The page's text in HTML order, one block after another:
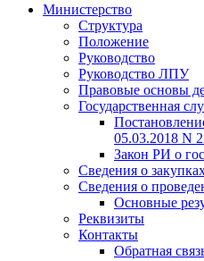
Министерство
Структура
Положение
Руководство
Руководство ЛПУ
Правовые основы
Государственная
05.03.2018 N
Закон РИ о
Сведения о
Сведения о
Основные
Реквизиты
Контакты
Обратная